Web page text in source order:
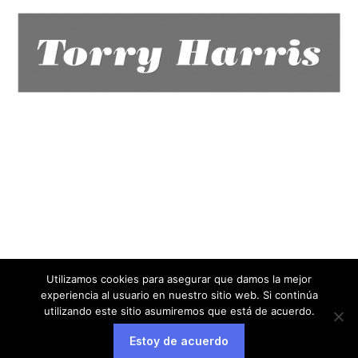
Utilizamos cookies para asegurar que damos la mejor
experiencia al usuario en nuestro sitio web. Si continúa
utilizando este sitio asumiremos que está de acuerdo.
Estoy de acuerdo